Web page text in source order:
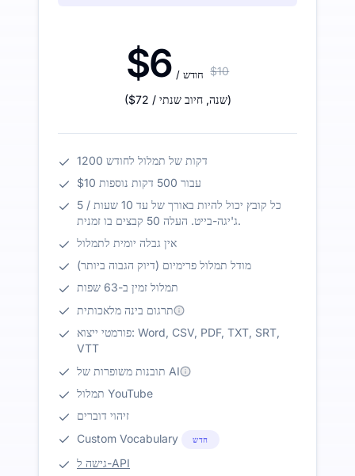
$6 / חודש $10
($72 / שנה, חיוב שנתי )
1200 דקות של תמלול לחודש
$10 עבור 500 דקות נוספות
כל קובץ יכול להיות באורך של עד 10 שעות / 5
ג'יגה-בייט. העלה 50 קבצים בו זמנית.
אין גבלה יומית לתמלול
מודל תמלול פרימיום (דיוק הגבוה ביותר)
תמלול זמין ב-63 שפות
תרגום בינה מלאכותית
פורמטי ייצוא: Word, CSV, PDF, TXT, SRT,
VTT
תובנות משופרות של AI
תמלול YouTube
זיהוי דוברים
Custom Vocabulary
חדש
גישה ל-API